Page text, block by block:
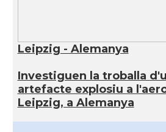
Leipzig - Alemanya
Investiguen la troballa
artefacte explosiu a
Leipzig, a Alemanya